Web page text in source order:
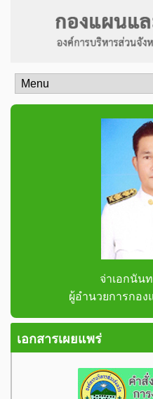
จ่าเอกนัน
ผู้อำนวยการกอ
เอกสารเผยแพร่